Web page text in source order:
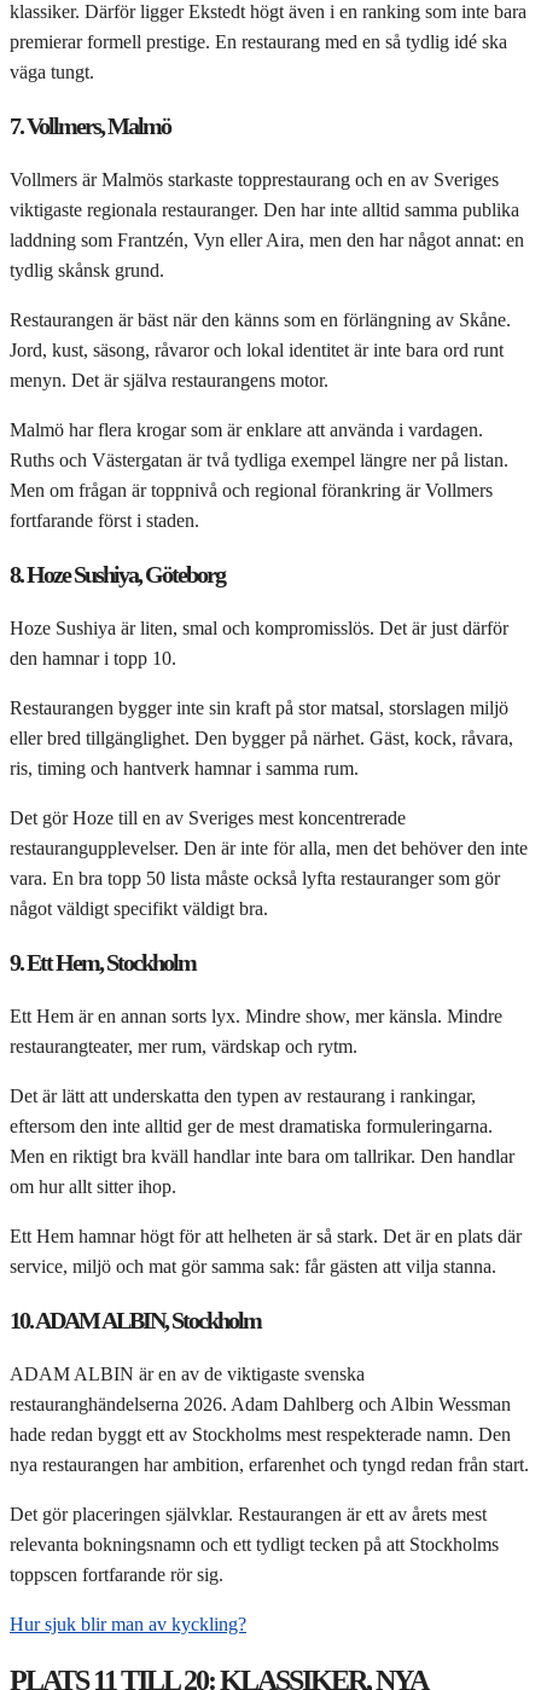
klassiker. Därför ligger Ekstedt högt även i en ranking som inte bara
premierar formell prestige. En restaurang med en så tydlig idé ska
väga tungt.
7. Vollmers, Malmö
Vollmers är Malmös starkaste topprestaurang och en av Sveriges
viktigaste regionala restauranger. Den har inte alltid samma publika
laddning som Frantzén, Vyn eller Aira, men den har något annat: en
tydlig skånsk grund.
Restaurangen är bäst när den känns som en förlängning av Skåne.
Jord, kust, säsong, råvaror och lokal identitet är inte bara ord runt
menyn. Det är själva restaurangens motor.
Malmö har flera krogar som är enklare att använda i vardagen.
Ruths och Västergatan är två tydliga exempel längre ner på listan.
Men om frågan är toppnivå och regional förankring är Vollmers
fortfarande först i staden.
8. Hoze Sushiya, Göteborg
Hoze Sushiya är liten, smal och kompromisslös. Det är just därför
den hamnar i topp 10.
Restaurangen bygger inte sin kraft på stor matsal, storslagen miljö
eller bred tillgänglighet. Den bygger på närhet. Gäst, kock, råvara,
ris, timing och hantverk hamnar i samma rum.
Det gör Hoze till en av Sveriges mest koncentrerade
restaurangupplevelser. Den är inte för alla, men det behöver den inte
vara. En bra topp 50 lista måste också lyfta restauranger som gör
något väldigt specifikt väldigt bra.
9. Ett Hem, Stockholm
Ett Hem är en annan sorts lyx. Mindre show, mer känsla. Mindre
restaurangteater, mer rum, värdskap och rytm.
Det är lätt att underskatta den typen av restaurang i rankingar,
eftersom den inte alltid ger de mest dramatiska formuleringarna.
Men en riktigt bra kväll handlar inte bara om tallrikar. Den handlar
om hur allt sitter ihop.
Ett Hem hamnar högt för att helheten är så stark. Det är en plats där
service, miljö och mat gör samma sak: får gästen att vilja stanna.
10. ADAM ALBIN, Stockholm
ADAM ALBIN är en av de viktigaste svenska
restauranghändelserna 2026. Adam Dahlberg och Albin Wessman
hade redan byggt ett av Stockholms mest respekterade namn. Den
nya restaurangen har ambition, erfarenhet och tyngd redan från start.
Det gör placeringen självklar. Restaurangen är ett av årets mest
relevanta bokningsnamn och ett tydligt tecken på att Stockholms
toppscen fortfarande rör sig.
Hur sjuk blir man av kyckling?
PLATS 11 TILL 20: KLASSIKER, NYA